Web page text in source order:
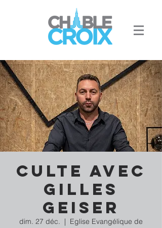
Culte avec
Gilles
Geiser
dim. 27 déc.
  |
Eglise Evangélique de